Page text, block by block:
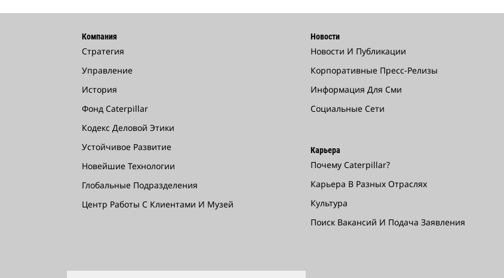
Компания
Стратегия
Управление
История
Фонд Caterpillar
Кодекс Деловой Этики
Устойчивое Развитие
Новейшие Технологии
Глобальные Подразделения
Центр Работы С Клиентами И Музей
Новости
Новости И Публикации
Корпоративные Пресс-Релизы
Информация Для Сми
Социальные Сети
Карьера
Почему Caterpillar?
Карьера В Разных Отраслях
Культура
Поиск Вакансий И Подача Заявления